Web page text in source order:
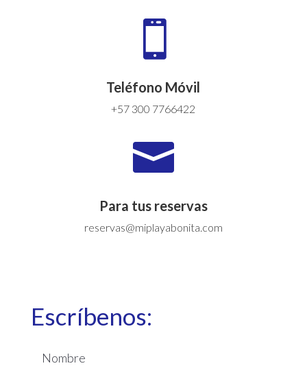

Teléfono Móvil
+57 300 7766422

Para tus reservas
reservas@miplayabonita.com
Escríbenos: